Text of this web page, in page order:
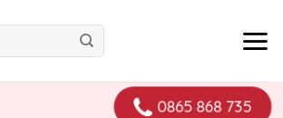
0865 868 735